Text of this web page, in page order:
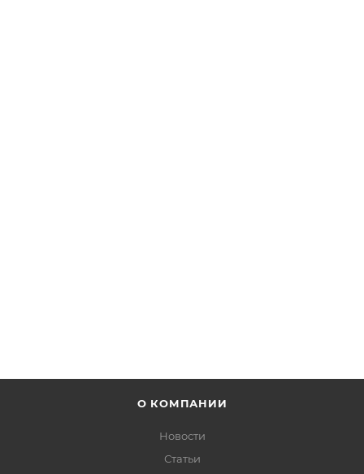
О КОМПАНИИ
Новости
Статьи